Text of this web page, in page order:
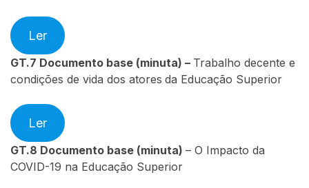
Ler
GT.7 Documento base (minuta) – Trabalho decente e
condições de vida dos atores da Educação Superior
Ler
GT.8 Documento base (minuta) – O Impacto da
COVID-19 na Educação Superior